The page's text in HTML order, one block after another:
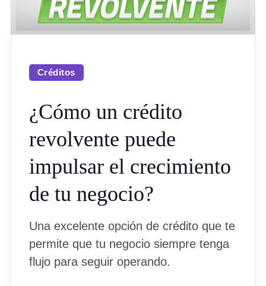
Créditos
¿Cómo un crédito
revolvente puede
impulsar el crecimiento
de tu negocio?
Una excelente opción de crédito que te
permite que tu negocio siempre tenga
flujo para seguir operando.